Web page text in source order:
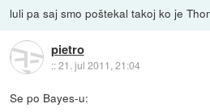
luli pa saj smo poštekal takoj ko je
pietro
::21. jul 2011, 21:04
Se po Bayes-u: